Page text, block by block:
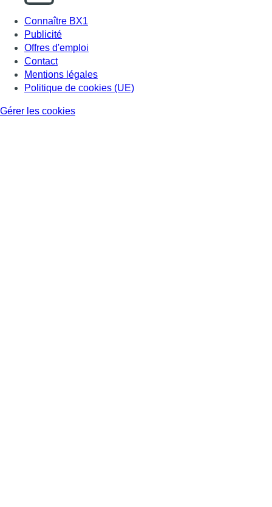
Connaître BX1
Publicité
Offres d'emploi
Contact
Mentions légales
Politique de cookies (UE)
Gérer les cookies